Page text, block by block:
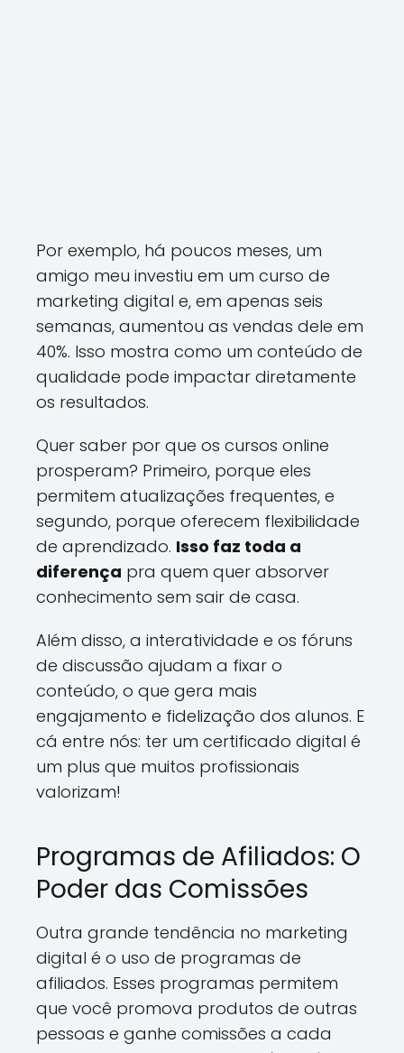
Por exemplo, há poucos meses, um
amigo meu investiu em um curso de
marketing digital e, em apenas seis
semanas, aumentou as vendas dele em
40%. Isso mostra como um conteúdo de
qualidade pode impactar diretamente
os resultados.
Quer saber por que os cursos online
prosperam? Primeiro, porque eles
permitem atualizações frequentes, e
segundo, porque oferecem flexibilidade
de aprendizado. Isso faz toda a
diferença pra quem quer absorver
conhecimento sem sair de casa.
Além disso, a interatividade e os fóruns
de discussão ajudam a fixar o
conteúdo, o que gera mais
engajamento e fidelização dos alunos. E
cá entre nós: ter um certificado digital é
um plus que muitos profissionais
valorizam!
Programas de Afiliados: O
Poder das Comissões
Outra grande tendência no marketing
digital é o uso de programas de
afiliados. Esses programas permitem
que você promova produtos de outras
pessoas e ganhe comissões a cada